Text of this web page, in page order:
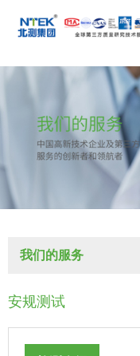
我们的服务
安规测试